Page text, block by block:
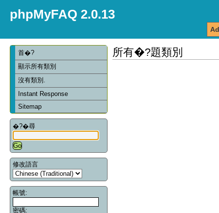
phpMyFAQ 2.0.13
首�?
顯示所有類別
沒有類別.
Instant Response
Sitemap
�?�尋
修改語言
帳號:
密碼:
所有�?題類別